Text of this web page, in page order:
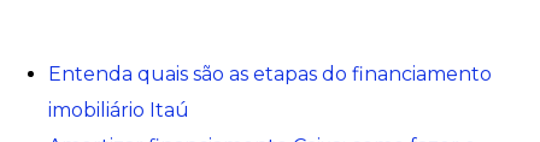
Entenda quais são as etapas do financiamento
imobiliário Itaú